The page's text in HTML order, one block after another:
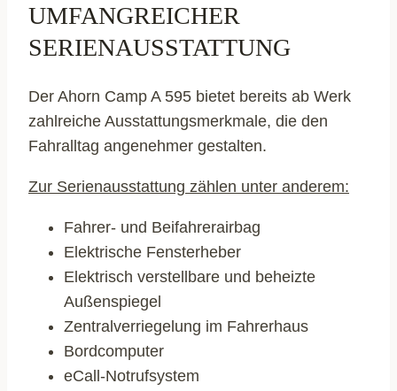
UMFANGREICHER
SERIENAUSSTATTUNG
Der Ahorn Camp A 595 bietet bereits ab Werk
zahlreiche Ausstattungsmerkmale, die den
Fahralltag angenehmer gestalten.
Zur Serienausstattung zählen unter anderem:
Fahrer- und Beifahrerairbag
Elektrische Fensterheber
Elektrisch verstellbare und beheizte
Außenspiegel
Zentralverriegelung im Fahrerhaus
Bordcomputer
eCall-Notrufsystem